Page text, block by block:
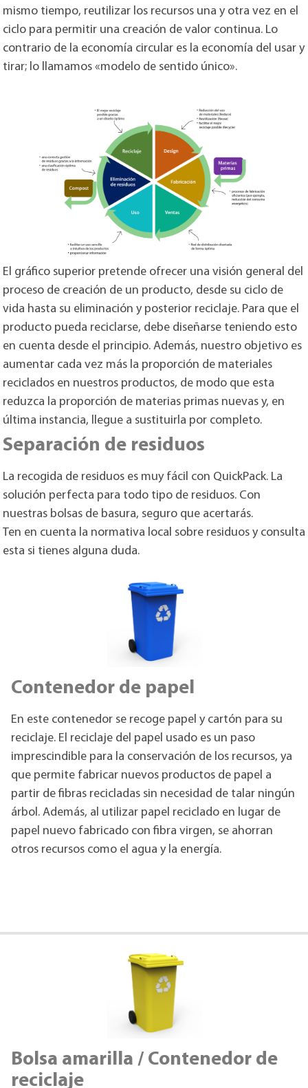
mismo tiempo, reutilizar los recursos una y otra vez en el
ciclo para permitir una creación de valor continua. Lo
contrario de la economía circular es la economía del usar y
tirar; lo llamamos «modelo de sentido único».
El gráfico superior pretende ofrecer una visión general del
proceso de creación de un producto, desde su ciclo de
vida hasta su eliminación y posterior reciclaje. Para que el
producto pueda reciclarse, debe diseñarse teniendo esto
en cuenta desde el principio. Además, nuestro objetivo es
aumentar cada vez más la proporción de materiales
reciclados en nuestros productos, de modo que esta
reduzca la proporción de materias primas nuevas y, en
última instancia, llegue a sustituirla por completo.
Separación de residuos
La recogida de residuos es muy fácil con QuickPack. La
solución perfecta para todo tipo de residuos. Con
nuestras bolsas de basura, seguro que acertarás.
Ten en cuenta la normativa local sobre residuos y consulta
esta si tienes alguna duda.
Contenedor de papel
En este contenedor se recoge papel y cartón para su
reciclaje. El reciclaje del papel usado es un paso
imprescindible para la conservación de los recursos, ya
que permite fabricar nuevos productos de papel a
partir de fibras recicladas sin necesidad de talar ningún
árbol. Además, al utilizar papel reciclado en lugar de
papel nuevo fabricado con fibra virgen, se ahorran
otros recursos como el agua y la energía.
Bolsa amarilla / Contenedor de
reciclaje